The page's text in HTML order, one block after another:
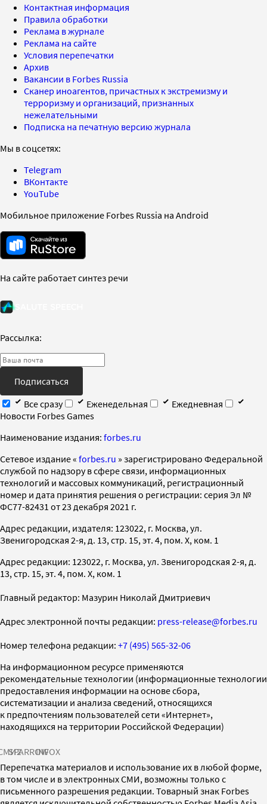
Контактная информация
Правила обработки
Реклама в журнале
Реклама на сайте
Условия перепечатки
Архив
Вакансии в Forbes Russia
Сканер иноагентов, причастных к экстремизму и
терроризму и организаций, признанных
нежелательными
Подписка на печатную версию журнала
Мы в соцсетях:
Telegram
ВКонтакте
YouTube
Мобильное приложение Forbes Russia на Android
На сайте работает синтез речи
Рассылка:
Подписаться
Все сразу
Еженедельная
Ежедневная
Новости Forbes Games
Наименование издания: forbes.ru
Cетевое издание « forbes.ru » зарегистрировано Федеральной
службой по надзору в сфере связи, информационных
технологий и массовых коммуникаций, регистрационный
номер и дата принятия решения о регистрации: серия Эл №
ФС77-82431 от 23 декабря 2021 г.
Адрес редакции, издателя: 123022, г. Москва, ул.
Звенигородская 2-я, д. 13, стр. 15, эт. 4, пом. X, ком. 1
Адрес редакции: 123022, г. Москва, ул. Звенигородская 2-я, д.
13, стр. 15, эт. 4, пом. X, ком. 1
Главный редактор: Мазурин Николай Дмитриевич
Адрес электронной почты редакции: press-release@forbes.ru
Номер телефона редакции: +7 (495) 565-32-06
На информационном ресурсе применяются
рекомендательные технологии (информационные технологии
предоставления информации на основе сбора,
систематизации и анализа сведений, относящихся
к предпочтениям пользователей сети «Интернет»,
находящихся на территории Российской Федерации)
SPARROWINFOX
Перепечатка материалов и использование их в любой форме,
в том числе и в электронных СМИ, возможны только с
письменного разрешения редакции. Товарный знак Forbes